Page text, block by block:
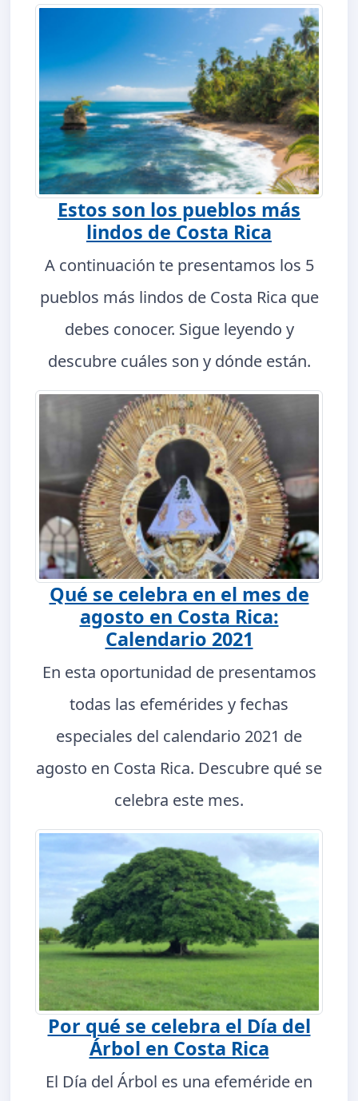
Estos son los pueblos más
lindos de Costa Rica
A continuación te presentamos los 5
pueblos más lindos de Costa Rica que
debes conocer. Sigue leyendo y
descubre cuáles son y dónde están.
Qué se celebra en el mes de
agosto en Costa Rica:
Calendario 2021
En esta oportunidad de presentamos
todas las efemérides y fechas
especiales del calendario 2021 de
agosto en Costa Rica. Descubre qué se
celebra este mes.
Por qué se celebra el Día del
Árbol en Costa Rica
El Día del Árbol es una efeméride en